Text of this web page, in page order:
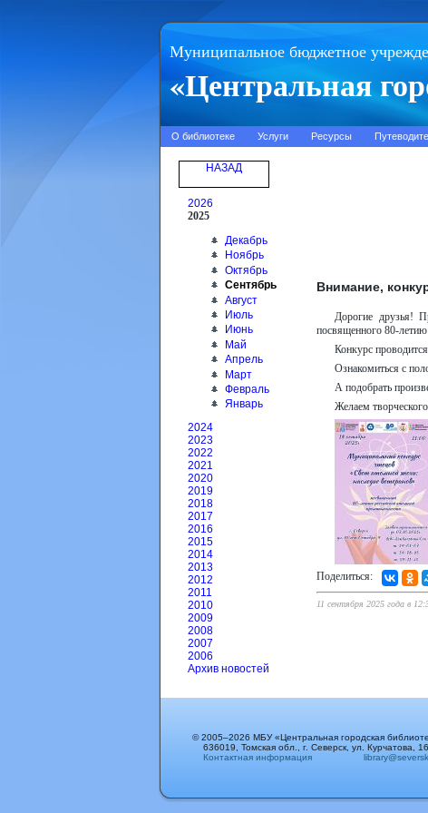
Муниципальное бюджетное
«Центральная
О библиотеке Услуги Ресурсы
НАЗАД
2026
2025
Декабрь
Ноябрь
Октябрь
Сентябрь
Август
Июль
Июнь
Май
Апрель
Март
Февраль
Январь
2024
2023
2022
2021
2020
2019
2018
2017
2016
2015
2014
2013
2012
2011
2010
2009
2008
2007
2006
Архив новостей
Внимание,
Дорогие друзья!
посвященного 80-
Конкурс
Ознакомиться с
А подобрать
Желаем
Поделиться:
11 сентября 2025 года в
© 2005–2026 МБУ «Центральная городская
636019, Томская обл., г. Северск, ул. Курчатова, 16
Контактная информация